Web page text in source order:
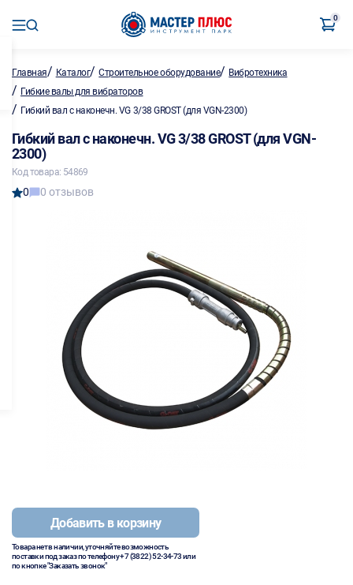
0
Главная/ Каталог/Строительное оборудование/ Вибротехника
/ Гибкие валы для вибраторов
/ Гибкий вал с наконечн. VG 3/38 GROST (для VGN-2300)
Гибкий вал с наконечн. VG 3/38 GROST (для VGN-
2300)
Код товара: 54869
0 0 отзывов
Добавить в корзину
Товара нет в наличии, уточняйте возможность
поставки под заказ по телефону+7 (3822) 52-34-73или
по кнопке "Заказать звонок"